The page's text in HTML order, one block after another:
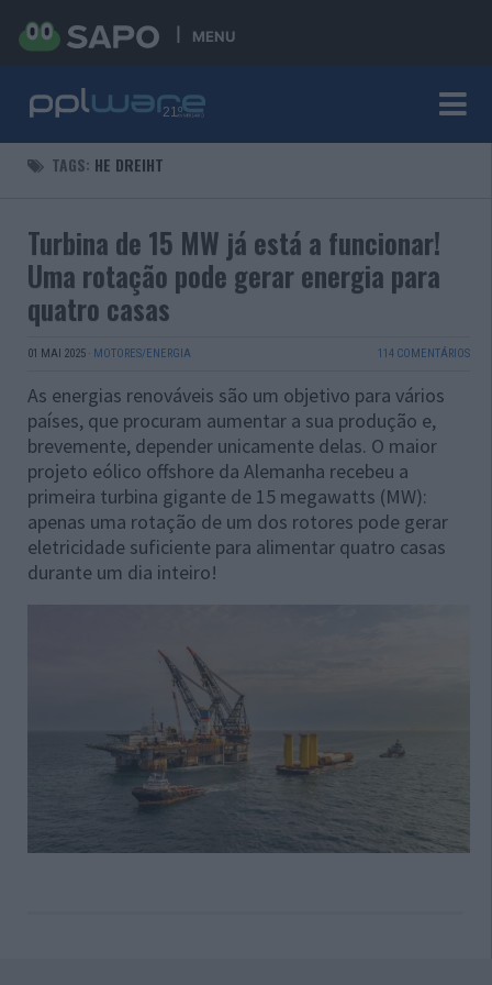
MENU
TAGS: HE DREIHT
Turbina de 15 MW já está a funcionar!
Uma rotação pode gerar energia para
quatro casas
01 MAI 2025 · MOTORES/ENERGIA 114 COMENTÁRIOS
As energias renováveis são um objetivo para vários
países, que procuram aumentar a sua produção e,
brevemente, depender unicamente delas. O maior
projeto eólico offshore da Alemanha recebeu a
primeira turbina gigante de 15 megawatts (MW):
apenas uma rotação de um dos rotores pode gerar
eletricidade suficiente para alimentar quatro casas
durante um dia inteiro!